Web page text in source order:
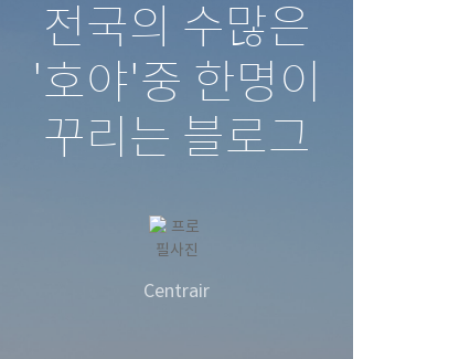
전국의 수많은
'호야'중 한명이
꾸리는 블로그
Centrair